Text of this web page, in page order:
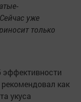
уже
только
эффективности
как
укуса